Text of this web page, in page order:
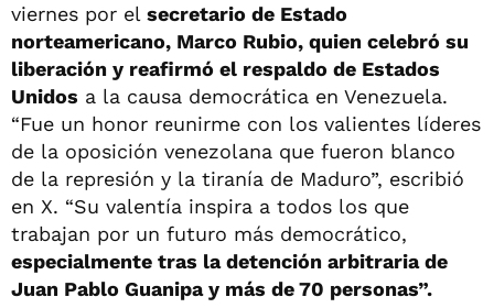
viernes por el secretario de Estado
norteamericano, Marco Rubio, quien celebró su
liberación y reafirmó el respaldo de Estados
Unidos a la causa democrática en Venezuela.
“Fue un honor reunirme con los valientes líderes
de la oposición venezolana que fueron blanco
de la represión y la tiranía de Maduro”, escribió
en X. “Su valentía inspira a todos los que
trabajan por un futuro más democrático,
especialmente tras la detención arbitraria de
Juan Pablo Guanipa y más de 70 personas”.